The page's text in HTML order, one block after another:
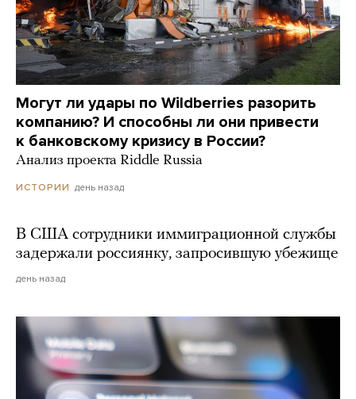
Могут ли удары по Wildberries разорить
компанию? И способны ли они привести
к банковскому кризису в России?
Анализ проекта Riddle Russia
ИСТОРИИ день назад
В США сотрудники иммиграционной службы
задержали россиянку, запросившую убежище
день назад